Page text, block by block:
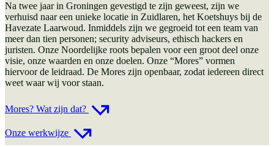
Na twee jaar in Groningen gevestigd te zijn geweest, zijn we
verhuisd naar een unieke locatie in Zuidlaren, het Koetshuys bij de
Havezate Laarwoud. Inmiddels zijn we gegroeid tot een team van
meer dan tien personen; security adviseurs, ethisch hackers en
juristen. Onze Noordelijke roots bepalen voor een groot deel onze
visie, onze waarden en onze doelen. Onze “Mores” vormen
hiervoor de leidraad. De Mores zijn openbaar, zodat iedereen direct
weet waar wij voor staan.
Mores? Wat zijn dat?
Onze werkwijze